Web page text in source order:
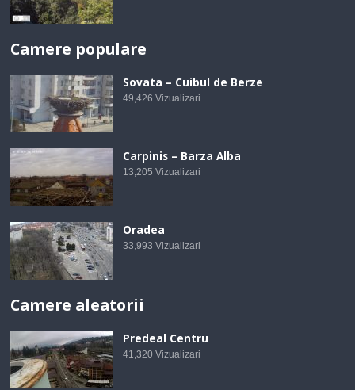
Camere populare
Sovata – Cuibul de Berze
49,426 Vizualizari
Carpinis – Barza Alba
13,205 Vizualizari
Oradea
33,993 Vizualizari
Camere aleatorii
Predeal Centru
41,320 Vizualizari